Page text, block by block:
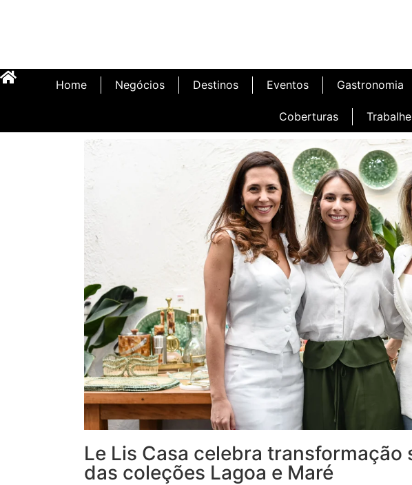
Home Negócios Destinos Eventos Gastronomia
Coberturas
Le Lis Casa celebra
das coleções Lagoa e Maré
Inauguração Illa Café